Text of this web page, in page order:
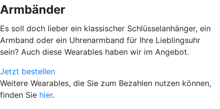
Armbänder
Es soll doch lieber ein klassischer Schlüsselanhänger, ein
Armband oder ein Uhrenarmband für Ihre Lieblingsuhr
sein? Auch diese Wearables haben wir im Angebot.
Jetzt bestellen
Weitere Wearables, die Sie zum Bezahlen nutzen können,
finden Sie hier.